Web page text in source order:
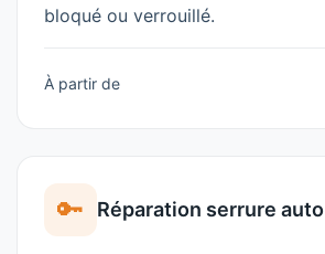
bloqué ou verrouillé.
À partir de
🔑 Réparation serrure auto